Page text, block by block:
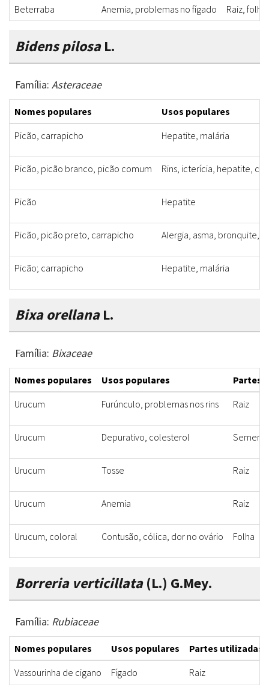
Beterraba Anemia, problemas no fígado Raiz, folha
Bidens pilosaL.
Família: Asteraceae
Nomes populares
Usos populares
Picão, carrapicho
Hepatite, malária
Picão, picão branco, picão comum Rins, icterícia, hepatite,
Picão Hepatite
Picão, picão preto, carrapicho Alergia, asma, bronquite,
Picão; carrapicho Hepatite, malária
Bixa orellanaL.
Família: Bixaceae
Nomes populares Usos populares
Partes
Urucum
Furúnculo, problemas nos rins Raiz
Urucum Depurativo, colesterol
Urucum Tosse Raiz
Urucum Anemia Raiz
Urucum, coloral Contusão, cólica, dor no ovário Folha
Borreria verticillata(L.) G.Mey.
Família: Rubiaceae
Nomes populares Usos populares
Partes utilizadas
Vassourinha de cigano
Fígado
Raiz